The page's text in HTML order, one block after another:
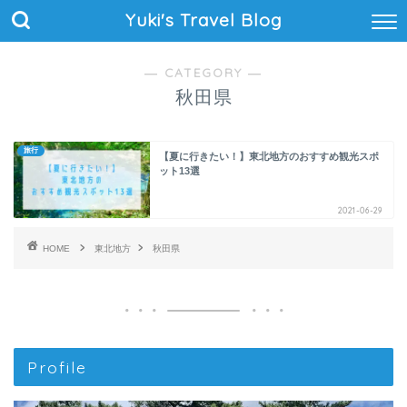
Yuki's Travel Blog
― CATEGORY ―
秋田県
旅行
【夏に行きたい！】東北地方のおすすめ観光スポ
ット13選
2021-06-29
HOME 東北地方 秋田県
Profile